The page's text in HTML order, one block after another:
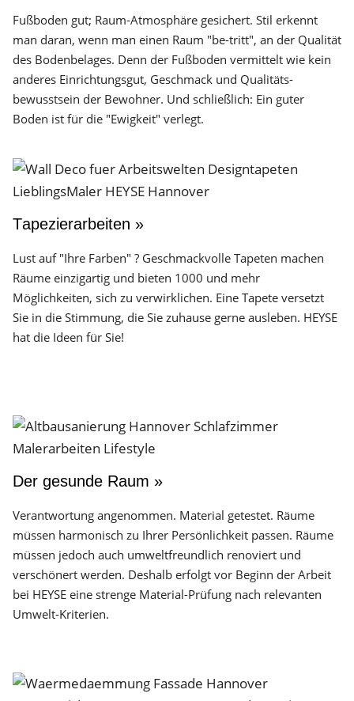
Fußboden gut; Raum-Atmosphäre gesichert. Stil erkennt
man daran, wenn man einen Raum "be-tritt", an der Qualität
des Boden­belages. Denn der Fuß­boden vermittelt wie kein
anderes Einrichtungs­gut, Geschmack und Qualitäts­
bewusstsein der Bewohner. Und schließlich: Ein guter
Boden ist für die "Ewigkeit" verlegt.
Tapezierarbeiten »
Lust auf "Ihre Farben" ? Geschmackvolle Tapeten machen
Räume einzigartig und bieten 1000 und mehr
Möglichkeiten, sich zu verwirklichen. Eine Tapete versetzt
Sie in die Stimmung, die Sie zuhause gerne ausleben. HEYSE
hat die Ideen für Sie!
Der gesunde Raum »
Verantwortung angenommen. Material getestet. Räume
müssen harmonisch zu Ihrer Persönlichkeit passen. Räume
müssen jedoch auch umweltfreundlich renoviert und
verschönert werden. Deshalb erfolgt vor Beginn der Arbeit
bei HEYSE eine strenge Material-Prüfung nach relevanten
Umwelt-Kriterien.